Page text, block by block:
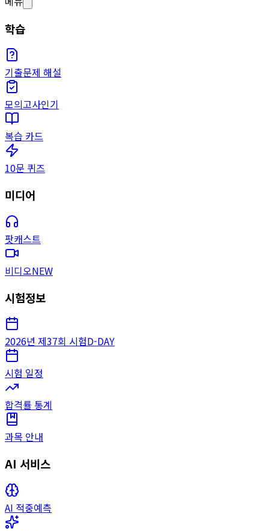
학습
기출문제 해설
모의고사인기
복습 카드
10문 퀴즈
미디어
팟캐스트
비디오NEW
시험정보
2026년 제37회 시험D-DAY
시험 일정
합격률 통계
과목 안내
AI 서비스
AI 적중예측